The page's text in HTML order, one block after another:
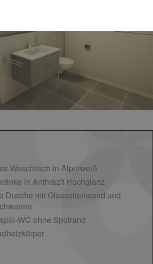
Waschtisch in Alpinweiß
in Anthrazit Hochglanz
Dusche mit Glasseitenwand und
WC ohne Spülrand